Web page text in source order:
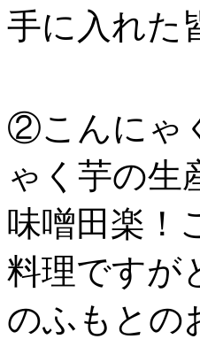
手に入れた
②こんにゃ
ゃく芋の生
味噌田楽！
料理ですが
のふもとの